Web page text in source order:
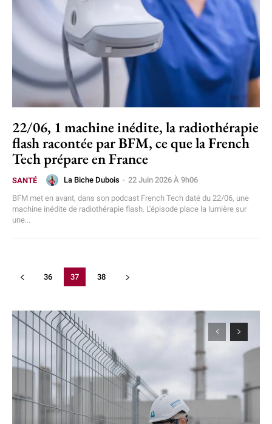
22/06, 1 machine inédite, la radiothérapie
flash racontée par BFM, ce que la French
Tech prépare en France
SANTÉ La Biche Dubois - 22 Juin 2026 À 9h06
BFM met en avant, dans son podcast French Tech daté du 22/06, une
machine inédite de radiothérapie flash. L'épisode place la lumière sur
une...
36 37 38